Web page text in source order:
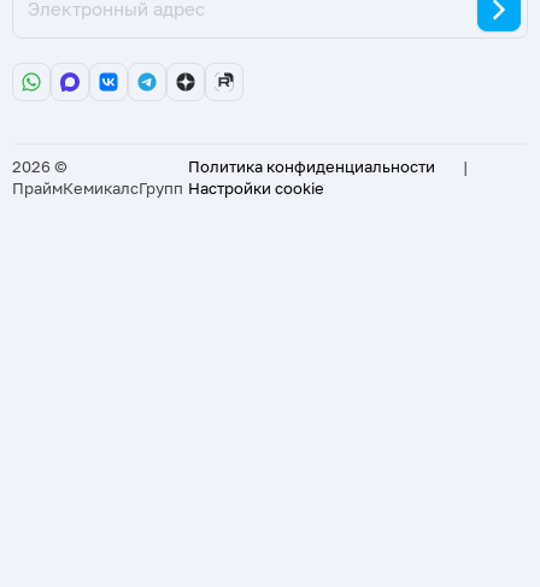
2026 ©
ПраймКемикалсГрупп
Политика конфиденциальности
|
Настройки cookie